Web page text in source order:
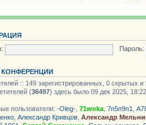
Пароль:
:: 149 зарегистрированных, 0 скрытых и
(36497) здесь было 09 дек 2025, 18:22
пользователи: -Oleg- 71woka 7п5п9п1
Александр Кривцов Александр